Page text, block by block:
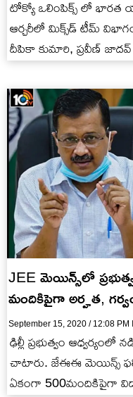
టోక్యో ఒలింపిక్స్ లో భారత
ఆర్చ‌రీలో మిక్స్‌డ్ టీమ్
దీపికా కుమారి, ప్ర‌వీణ్ జాద‌వ్
JEE మెయిన్స్‌లో
మందికిపైగా అర్హత,
September 15, 2020 / 12:08 PM
ఢిల్లీ ప్రభుత్వం ఆధ్వర్యంలో
చాటారు. జేఈఈ మెయిన్స్
ఏకంగా 500మందికిపైగా